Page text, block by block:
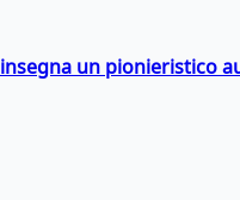
insegna un pionieristico